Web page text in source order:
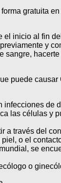
gratuita
inicio al fin
y
sangre,
puede causar
las células y
a través del
o el
se
o